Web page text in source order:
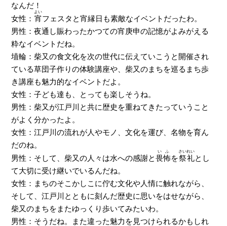
なんだ！
女性： 宵
よい
フェスタと宵縁日も素敵なイベントだったわ。
男性：夜通し賑わったかつての宵庚申の記憶がよみがえる
粋なイベントだね。
埴輪：柴又の食文化を次の世代に伝えていこうと開催され
ている草団子作りの体験講座や、柴又のまちを巡るまち歩
き講座も魅力的なイベントだよ。
女性：子ども達も、とっても楽しそうね。
男性：柴又が江戸川と共に歴史を重ねてきたっていうこと
がよく分かったよ。
女性：江戸川の流れが人やモノ、文化を運び、名物を育ん
だのね。
男性：そして、柴又の人々は水への感謝と畏怖
いふ
を祭礼
さいれい
とし
て大切に受け継いでいるんだね。
女性：まちのそこかしこに佇む文化や人情に触れながら、
そして、江戸川とともに刻んだ歴史に思いをはせながら、
柴又のまちをまたゆっくり歩いてみたいわ。
男性：そうだね。また違った魅力を見つけられるかもしれ